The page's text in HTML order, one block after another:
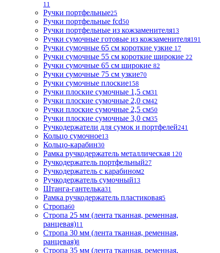
11
Ручки портфельные25
Ручки портфельные fcd50
Ручки портфельные из кожзаменителя13
Ручки сумочные готовые из кожзаменителя191
Ручки сумочные 65 см короткие узкие 17
Ручки сумочные 55 см короткие широкие 22
Ручки сумочные 65 см широкие 82
Ручки сумочные 75 см узкие70
Ручки сумочные плоские158
Ручки плоские сумочные 1,5 см31
Ручки плоские сумочные 2,0 см42
Ручки плоские сумочные 2,5 см50
Ручки плоские сумочные 3,0 см35
Ручкодержатели для сумок и портфелей241
Кольцо сумочное13
Кольцо-карабин30
Рамка ручкодержатель металлическая 120
Ручкодержатель портфельный27
Ручкодержатель с карабином2
Ручкодержатель сумочный13
Штанга-гантелька31
Рамка ручкодержатель пластиковая5
Стропа60
Стропа 25 мм (лента тканная, ременная,
ранцевая)11
Стропа 30 мм (лента тканная, ременная,
ранцевая)8
Стропа 35 мм (лента тканная, ременная,